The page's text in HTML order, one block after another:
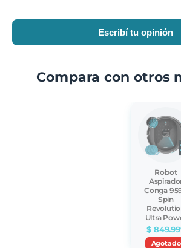
Escribí tu opinión
Compara con otros
Robot
Conga
Spin
Ultra
$
Agotado